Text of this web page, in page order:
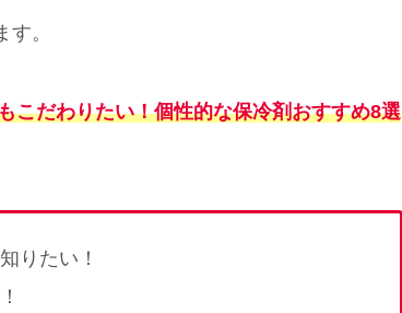
す。
こだわりたい！個性的な保冷剤おすすめ8選
りたい！